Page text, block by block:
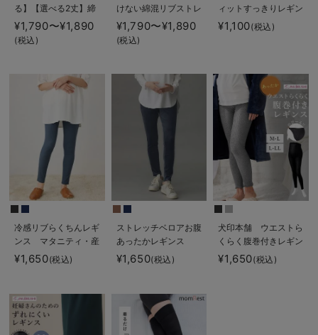
る】【選べる2丈】締
め付けない綿混リブス
トレートレギンス【産
¥1,790〜¥1,890
(税込)
けない綿混リブストレ
ートレギンス【産後ま
で長く使える】
¥1,790〜¥1,890
(税込)
ィットすっきりレギン
ス
¥1,100(税込)
冷感リブらくちんレギ
ンス マタニティ・産
後【出産後も長く使え
る】fairy（フェアリ
¥1,650(税込)
ストレッチベロアお腹
あったかレギンス
fairy（フェアリー）
マタニティ・産後
¥1,650(税込)
犬印本舗 ウエストら
くらく腹巻付きレギン
ス【出産後も長く使え
る】
¥1,650(税込)